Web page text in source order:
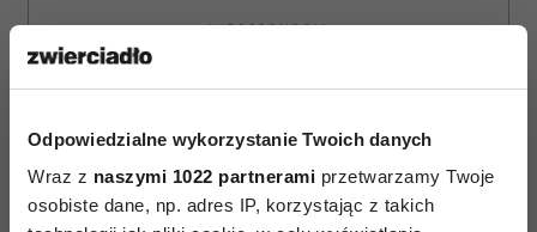
Odpowiedzialne wykorzystanie Twoich danych
Wraz z naszymi 1022 partnerami przetwarzamy Twoje
osobiste dane, np. adres IP, korzystając z takich
AUTOPROMOCJA